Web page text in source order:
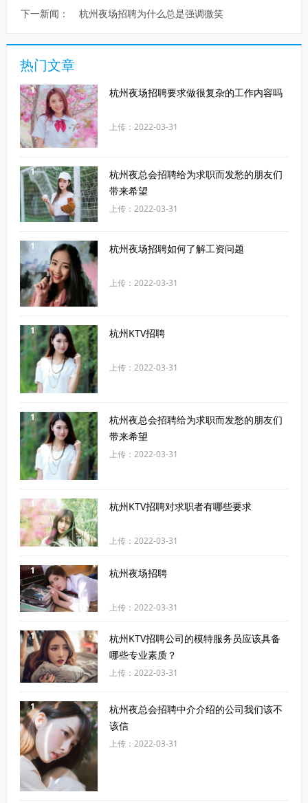
下一新闻： 杭州夜场招聘为什么总是强调微笑
热门文章
1 杭州夜场招聘要求做很复杂的工作内容吗
上传：2022-03-31
1
杭州夜总会招聘给为求职而发愁的朋友们
带来希望
上传：2022-03-31
1 杭州夜场招聘如何了解工资问题
上传：2022-03-31
1 杭州KTV招聘
上传：2022-03-31
1
杭州夜总会招聘给为求职而发愁的朋友们
带来希望
上传：2022-03-31
1 杭州KTV招聘对求职者有哪些要求
上传：2022-03-31
1 杭州夜场招聘
上传：2022-03-31
1
杭州KTV招聘公司的模特服务员应该具备
哪些专业素质？
上传：2022-03-31
1
杭州夜总会招聘中介介绍的公司我们该不
该信
上传：2022-03-31